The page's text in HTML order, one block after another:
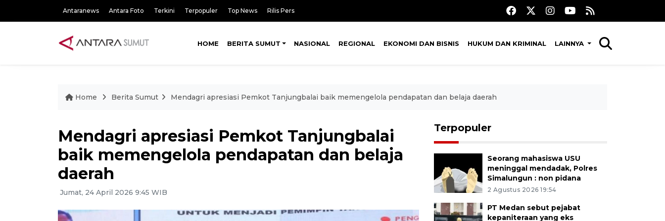
Antaranews Antara Foto Terkini Terpopuler Top News Rilis Pers
HOME BERITA SUMUT NASIONAL REGIONAL EKONOMI DAN BISNIS HUKUM DAN KRIMINAL LAINNYA
Home Berita Sumut Mendagri apresiasi Pemkot Tanjungbalai baik memengelola pendapatan dan belaja daerah
Mendagri apresiasi Pemkot Tanjungbalai
baik memengelola pendapatan dan belaja
daerah
Jumat, 24 April 2026 9:45 WIB
Terpopuler
Seorang mahasiswa USU
meninggal mendadak, Polres
Simalungun : non pidana
2 Agustus 2026 19:54
PT Medan sebut pejabat
kepaniteraan yang eks